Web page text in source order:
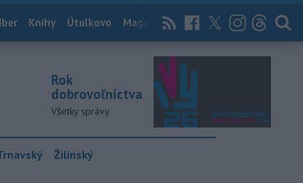
Knihy Útulkovo Magazín News Now Archív
Rok
dobrovoľníctva
Všetky správy
Žilinský